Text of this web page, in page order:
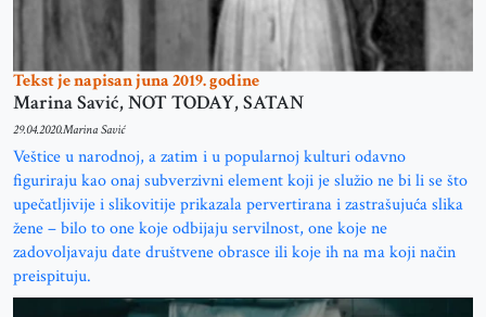
Tekst je napisan juna 2019. godine
Marina Savić, NOT TODAY, SATAN
29.04.2020.Marina Savić
Veštice u narodnoj, a zatim i u popularnoj kulturi odavno
figuriraju kao onaj subverzivni element koji je služio ne bi li se što
upečatljivije i slikovitije prikazala pervertirana i zastrašujuća slika
žene – bilo to one koje odbijaju servilnost, one koje ne
zadovoljavaju date društvene obrasce ili koje ih na ma koji način
preispituju.